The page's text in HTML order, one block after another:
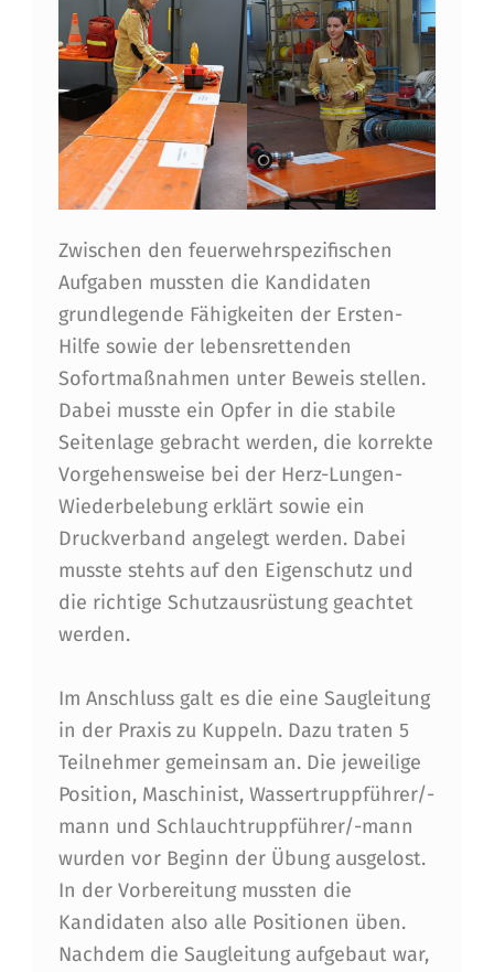
O
L
D
Zwischen den feuerwehrspezifischen
Aufgaben mussten die Kandidaten
grundlegende Fähigkeiten der Ersten-
Hilfe sowie der lebensrettenden
Sofortmaßnahmen unter Beweis stellen.
Dabei musste ein Opfer in die stabile
Seitenlage gebracht werden, die korrekte
Vorgehensweise bei der Herz-Lungen-
Wiederbelebung erklärt sowie ein
Druckverband angelegt werden. Dabei
musste stehts auf den Eigenschutz und
die richtige Schutzausrüstung geachtet
werden.
Im Anschluss galt es die eine Saugleitung
in der Praxis zu Kuppeln. Dazu traten 5
Teilnehmer gemeinsam an. Die jeweilige
Position, Maschinist, Wassertruppführer/-
mann und Schlauchtruppführer/-mann
wurden vor Beginn der Übung ausgelost.
In der Vorbereitung mussten die
Kandidaten also alle Positionen üben.
Nachdem die Saugleitung aufgebaut war,